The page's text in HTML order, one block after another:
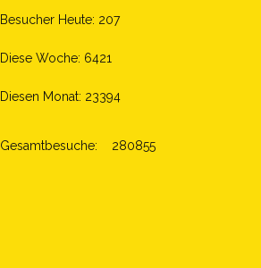
Besucher Heute: 207
Diese Woche: 6421
Diesen Monat: 23394
Gesamtbesuche: 280855